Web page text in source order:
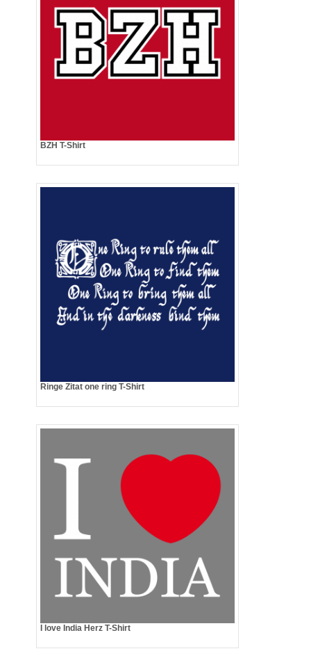
BZH T-Shirt
Ringe Zitat one ring T-Shirt
I love India Herz T-Shirt